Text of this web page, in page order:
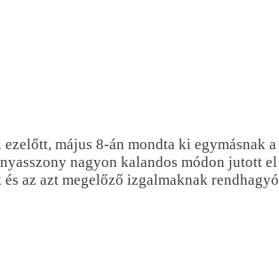
május 8-án mondta ki egymásnak
nagyon kalandos módon jutott
az azt megelőző izgalmaknak